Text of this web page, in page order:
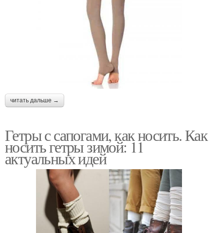
читать дальше →
Гетры с сапогами, как носить. Как
носить гетры зимой: 11
актуальных идей